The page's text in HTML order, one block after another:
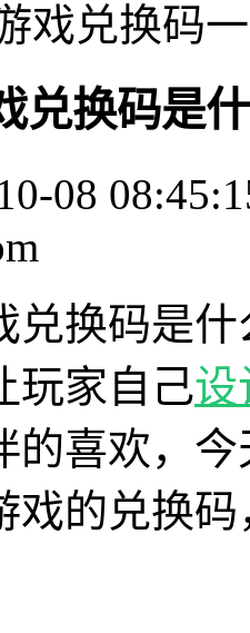
戏兑换码
兑换码是
08
兑换码是
玩家自己设
的喜欢，
戏的兑换